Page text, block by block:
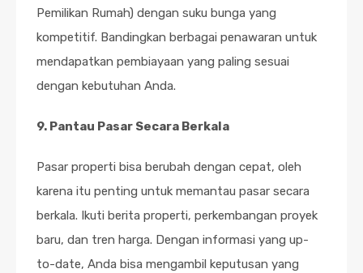
Pemilikan Rumah) dengan suku bunga yang
kompetitif. Bandingkan berbagai penawaran untuk
mendapatkan pembiayaan yang paling sesuai
dengan kebutuhan Anda.
9. Pantau Pasar Secara Berkala
Pasar properti bisa berubah dengan cepat, oleh
karena itu penting untuk memantau pasar secara
berkala. Ikuti berita properti, perkembangan proyek
baru, dan tren harga. Dengan informasi yang up-
to-date, Anda bisa mengambil keputusan yang